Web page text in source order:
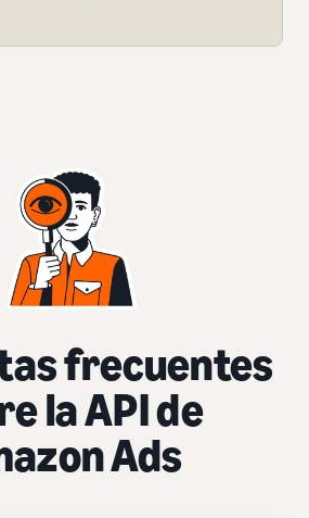
frecuentes
la API de
Ads